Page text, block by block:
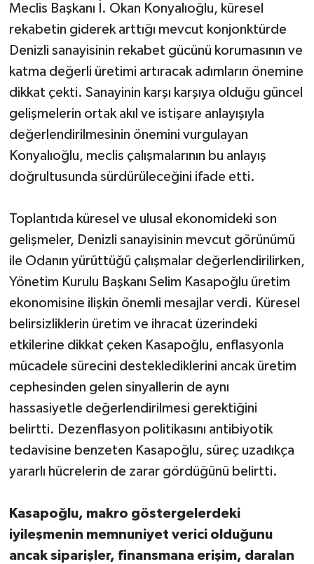
Meclis Başkanı İ. Okan Konyalıoğlu, küresel
rekabetin giderek arttığı mevcut konjonktürde
Denizli sanayisinin rekabet gücünü korumasının ve
katma değerli üretimi artıracak adımların önemine
dikkat çekti. Sanayinin karşı karşıya olduğu güncel
gelişmelerin ortak akıl ve istişare anlayışıyla
değerlendirilmesinin önemini vurgulayan
Konyalıoğlu, meclis çalışmalarının bu anlayış
doğrultusunda sürdürüleceğini ifade etti.
Toplantıda küresel ve ulusal ekonomideki son
gelişmeler, Denizli sanayisinin mevcut görünümü
ile Odanın yürüttüğü çalışmalar değerlendirilirken,
Yönetim Kurulu Başkanı Selim Kasapoğlu üretim
ekonomisine ilişkin önemli mesajlar verdi. Küresel
belirsizliklerin üretim ve ihracat üzerindeki
etkilerine dikkat çeken Kasapoğlu, enflasyonla
mücadele sürecini desteklediklerini ancak üretim
cephesinden gelen sinyallerin de aynı
hassasiyetle değerlendirilmesi gerektiğini
belirtti. Dezenflasyon politikasını antibiyotik
tedavisine benzeten Kasapoğlu, süreç uzadıkça
yararlı hücrelerin de zarar gördüğünü belirtti.
Kasapoğlu, makro göstergelerdeki
iyileşmenin memnuniyet verici olduğunu
ancak siparişler, finansmana erişim, daralan